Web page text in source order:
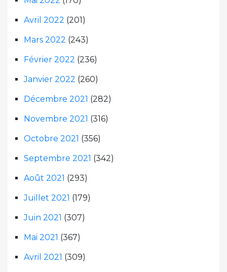
Avril 2022 (201)
Mars 2022 (243)
Février 2022 (236)
Janvier 2022 (260)
Décembre 2021 (282)
Novembre 2021 (316)
Octobre 2021 (356)
Septembre 2021 (342)
Août 2021 (293)
Juillet 2021 (179)
Juin 2021 (307)
Mai 2021 (367)
Avril 2021 (309)